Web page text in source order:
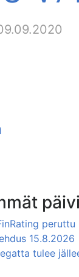
peruttu
15.8.2026
tulee